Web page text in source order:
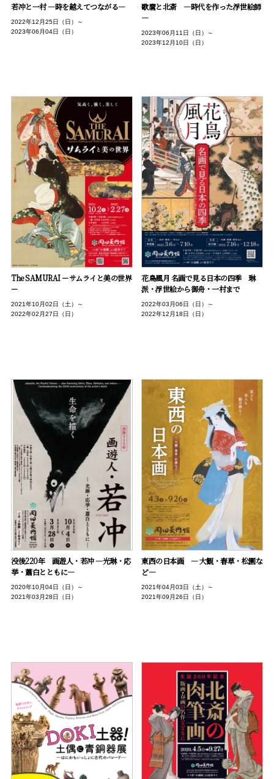
歌麿と北斎 ―時代を作った浮世絵師
―
2023年06月11日（日）～
2023年12月10日（日）
若冲と一村 ―時を越えてつながる―
2022年12月25日（日）～
2023年06月04日（日）
花鳥風月 名画で見る日本の四季 琳
派・浮世絵から御舟・一村まで
2022年03月06日（日）～
2022年12月18日（日）
The SAMURAI －サムライと美の世界
－
2021年10月02日（土）～
2022年02月27日（日）
東西の日本画 ― 大観・春草・松園な
ど―
2021年04月03日（土）～
2021年09月26日（日）
没後220年 画遊人・若冲 ―光琳・応
挙・蕭白とともに―
2020年10月04日（日）～
2021年03月28日（日）